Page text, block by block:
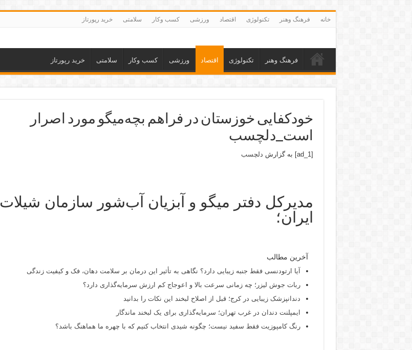
خانه فرهنگ وهنر تکنولوژی اقتصاد ورزشی کسب وکار سلامتی خرید رپورتاز
فرهنگ وهنر تکنولوژی اقتصاد ورزشی کسب وکار سلامتی خرید رپورتاز
خودکفایی خوزستان در فراهم بچه‌میگو مورد اصرار
است_دلچسب
[ad_1] به گزارش دلچسب
مدیرکل دفتر میگو و آبزیان آب‌شور سازمان شیلات
ایران؛
آخرین مطالب
آیا ارتودنسی فقط جنبه زیبایی دارد؟ نگاهی به تأثیر این درمان بر سلامت دهان، فک و کیفیت زندگی
ربات جوش لیزر؛ چه زمانی سرعت بالا و اعوجاج کم ارزش سرمایه‌گذاری دارد؟
دندانپزشک زیبایی در کرج؛ قبل از اصلاح لبخند این نکات را بدانید
ایمپلنت دندان در غرب تهران؛ سرمایه‌گذاری برای یک لبخند ماندگار
رنگ کامپوزیت فقط سفید نیست؛ چگونه شیدی انتخاب کنیم که با چهره ما هماهنگ باشد؟